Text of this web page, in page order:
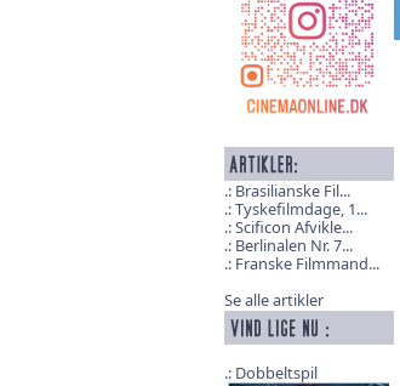
Brasilianske Fil...
Tyskefilmdage, 1...
Scificon Afvikle...
Berlinalen Nr. 7...
Franske Filmmand...
Se alle artikler
Dobbeltspil